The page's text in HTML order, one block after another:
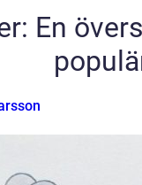
En